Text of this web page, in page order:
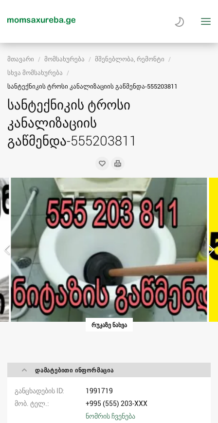
მთავარი მომსახურება
მშენებლობა, რემონტი
სხვა მომსახურება
სანტექნიკის ტროსი კანალიზაციის გაწმენდა-555203811
სანტექნიკის ტროსი
კანალიზაციის
გაწმენდა-555203811
ᲠᲣᲙᲐᲖᲔ ᲜᲐᲮᲕᲐ
ᲓᲐᲛᲐᲢᲔᲑᲘᲗᲘ ᲘᲜᲤᲝᲠᲛᲐᲪᲘᲐ
განცხადების ID
1991719
მობ. ტელ.
+995 (555) 203-XXX
ნომრის ჩვენება